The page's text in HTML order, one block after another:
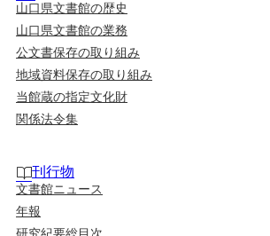
山口県文書館の歴史
山口県文書館の業務
公文書保存の取り組み
地域資料保存の取り組み
当館蔵の指定文化財
関係法令集
刊行物
文書館ニュース
年報